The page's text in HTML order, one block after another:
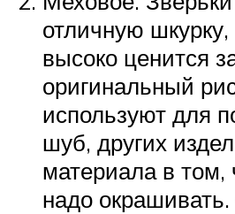
отличную шкурку,
высоко ценится
оригинальный
используют для
шуб, других
материала в том,
надо